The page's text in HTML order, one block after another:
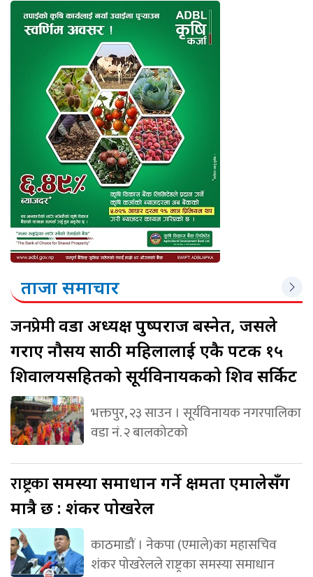
ताजा समाचार
जनप्रेमीवडा अध्यक्ष पुष्पराज बस्नेत, जसले
गराए नौसय साठी महिलालाई एकै पटक १५
शिवालयसहितको सूर्यविनायकको शिव सर्किट
भक्तपुर, २३ साउन । सूर्यविनायक नगरपालिका
वडा नं. २ बालकोटको
राष्ट्रकासमस्या समाधान गर्ने क्षमता एमालेसँग
मात्रै छ : शंकर पोखरेल
काठमाडौं । नेकपा (एमाले)का महासचिव
शंकर पोखरेलले राष्ट्रका समस्या समाधान